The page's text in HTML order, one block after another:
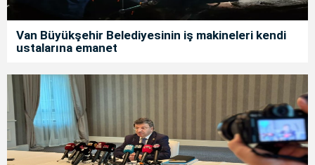
Van Büyükşehir Belediyesinin iş makineleri kendi
ustalarına emanet